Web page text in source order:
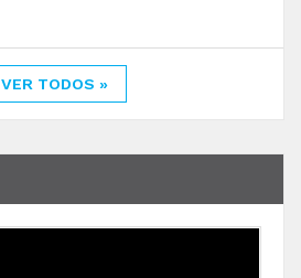
VER TODOS »